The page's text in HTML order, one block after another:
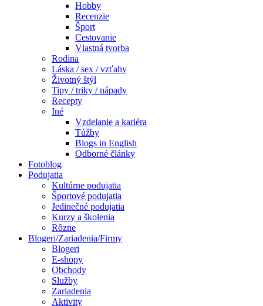
Hobby
Recenzie
Šport
Cestovanie
Vlastná tvorba
Rodina
Láska / sex / vzťahy
Životný štýl
Tipy / triky / nápady
Recepty
Iné
Vzdelanie a kariéra
Túžby
Blogs in English
Odborné články
Fotoblog
Podujatia
Kultúrne podujatia
Športové podujatia
Jedinečné podujatia
Kurzy a školenia
Rôzne
Blogeri/Zariadenia/Firmy
Blogeri
E-shopy
Obchody
Služby
Zariadenia
Aktivity